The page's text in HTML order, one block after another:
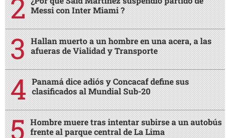
Messi con Inter Miami ?
Hallan muerto a un hombre en una acera, a las
afueras de Vialidad y Transporte
Panamá dice adiós y Concacaf define sus
clasificados al Mundial Sub-20
Hombre muere tras intentar subirse a un autobús
frente al parque central de La Lima